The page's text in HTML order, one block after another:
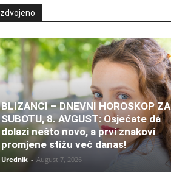
Izdvojeno
BLIZANCI – DNEVNI HOROSKOP ZA
SUBOTU, 8. AVGUST: Osjećate da
dolazi nešto novo, a prvi znakovi
promjene stižu već danas!
Urednik - August 7, 2026